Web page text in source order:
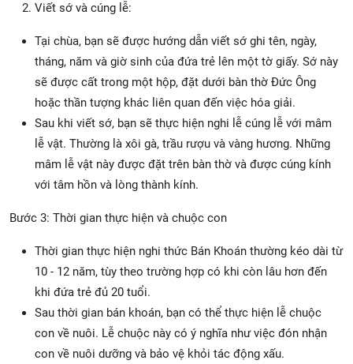
Viết sớ và cúng lễ:
Tại chùa, bạn sẽ được hướng dẫn viết sớ ghi tên, ngày,
tháng, năm và giờ sinh của đứa trẻ lên một tờ giấy. Sớ này
sẽ được cất trong một hộp, đặt dưới bàn thờ Đức Ông
hoặc thần tượng khác liên quan đến việc hóa giải.
Sau khi viết sớ, bạn sẽ thực hiện nghi lễ cúng lễ với mâm
lễ vật. Thường là xôi gà, trầu rượu và vàng hương. Những
mâm lễ vật này được đặt trên bàn thờ và được cúng kính
với tâm hồn và lòng thành kính.
Bước 3: Thời gian thực hiện và chuộc con
Thời gian thực hiện nghi thức Bán Khoán thường kéo dài từ
10 - 12 năm, tùy theo trường hợp có khi còn lâu hơn đến
khi đứa trẻ đủ 20 tuổi.
Sau thời gian bán khoán, bạn có thể thực hiện lễ chuộc
con về nuôi. Lễ chuộc này có ý nghĩa như việc đón nhận
con về nuôi dưỡng và bảo vệ khỏi tác động xấu.